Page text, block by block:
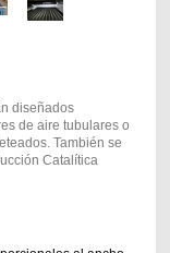
diseñados
de aire tubulares o
También se
Catalítica